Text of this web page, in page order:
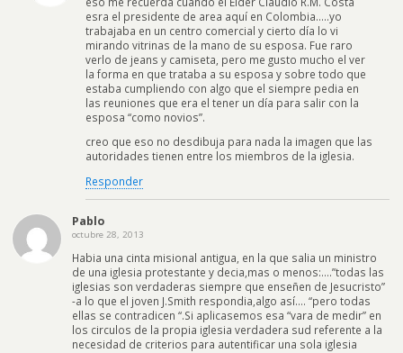
esra el presidente de area aquí en Colombia…..yo
trabajaba en un centro comercial y cierto día lo vi
mirando vitrinas de la mano de su esposa. Fue raro
verlo de jeans y camiseta, pero me gusto mucho el ver
la forma en que trataba a su esposa y sobre todo que
estaba cumpliendo con algo que el siempre pedia en
las reuniones que era el tener un día para salir con la
esposa “como novios”.
creo que eso no desdibuja para nada la imagen que las
autoridades tienen entre los miembros de la iglesia.
Responder
Pablo
octubre 28, 2013
Habia una cinta misional antigua, en la que salia un ministro
de una iglesia protestante y decia,mas o menos:….”todas las
iglesias son verdaderas siempre que enseñen de Jesucristo”
-a lo que el joven J.Smith respondia,algo así…. “pero todas
ellas se contradicen “.Si aplicasemos esa “vara de medir” en
los circulos de la propia iglesia verdadera sud referente a la
necesidad de criterios para autentificar una sola iglesia